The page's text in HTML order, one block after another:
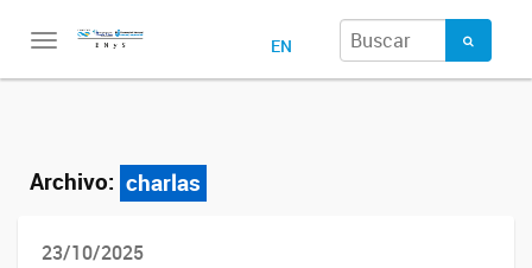
Toggle
EN
Archivo: charlas
23/10/2025